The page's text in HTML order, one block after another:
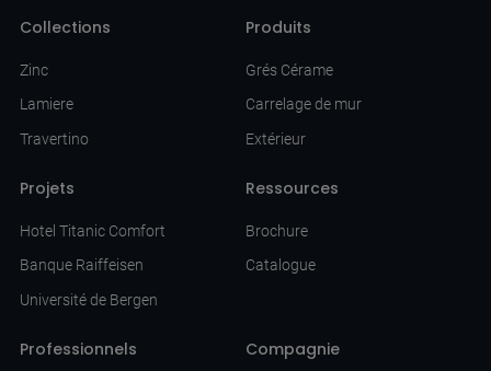
Collections
Zinc
Lamiere
Travertino
Produits
Grés Cérame
Carrelage de mur
Extérieur
Projets
Hotel Titanic Comfort
Banque Raiffeisen
Université de Bergen
Ressources
Brochure
Catalogue
Professionnels Compagnie